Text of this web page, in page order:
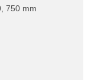
750 mm